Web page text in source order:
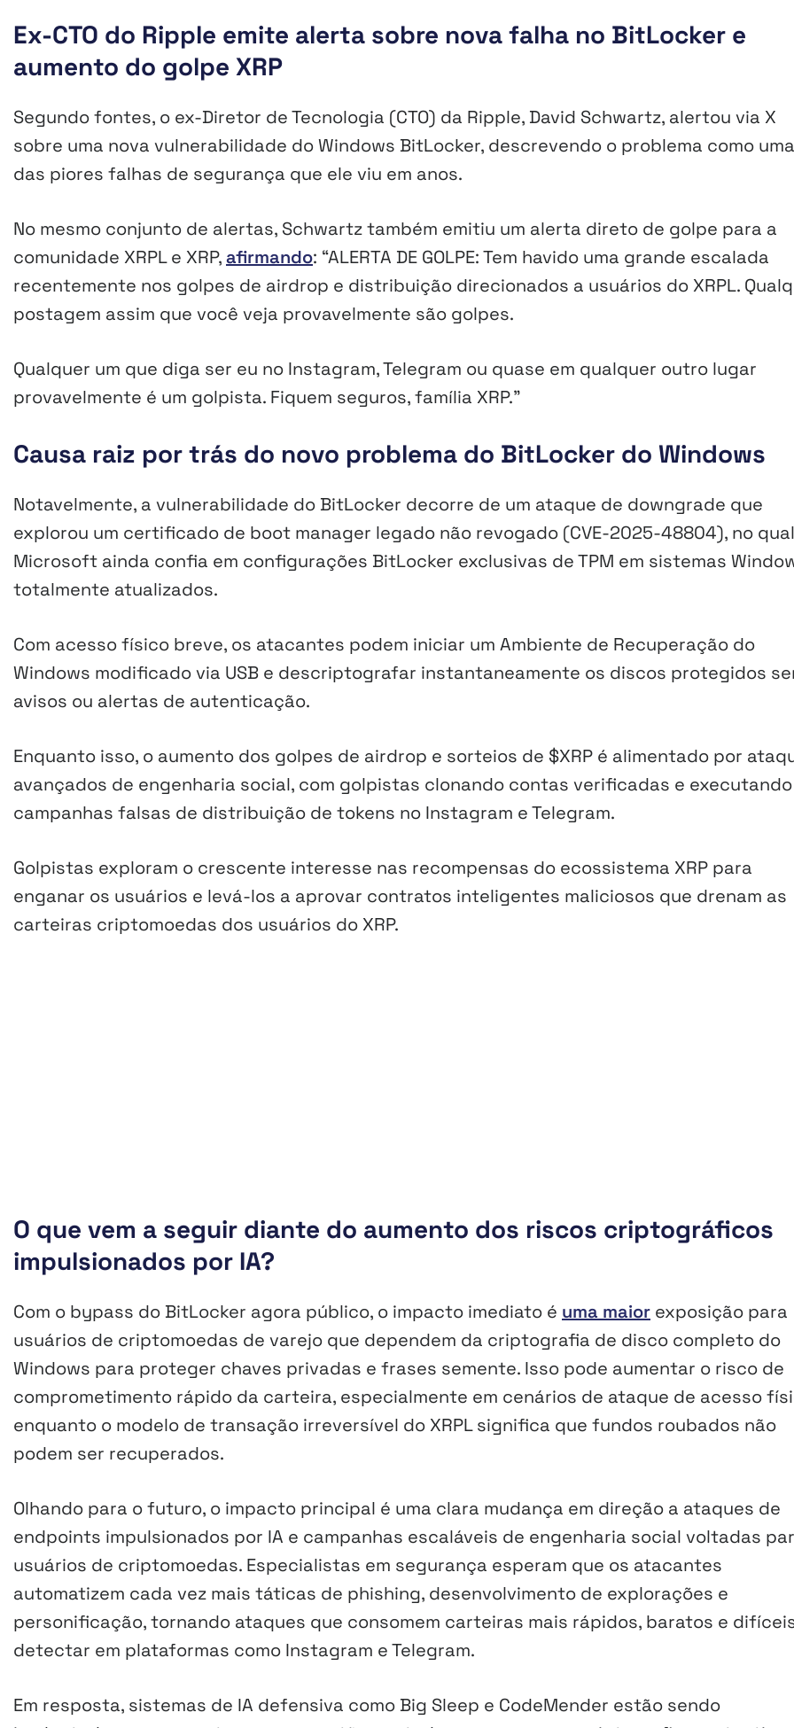
Ex-CTO do Ripple emite alerta sobre nova falha no BitLocker e
aumento do golpe XRP
Segundo fontes, o ex-Diretor de Tecnologia (CTO) da Ripple, David Schwartz, alertou via X
sobre uma nova vulnerabilidade do Windows BitLocker, descrevendo o problema como uma
das piores falhas de segurança que ele viu em anos.
No mesmo conjunto de alertas, Schwartz também emitiu um alerta direto de golpe para a
comunidade XRPL e XRP,afirmando: “ALERTA DE GOLPE: Tem havido uma grande escalada
recentemente nos golpes de airdrop e distribuição direcionados a usuários do XRPL.
postagem assim que você veja provavelmente são golpes.
Qualquer um que diga ser eu no Instagram, Telegram ou quase em qualquer outro lugar
provavelmente é um golpista. Fiquem seguros, família XRP.”
Causa raiz por trás do novo problema do BitLocker do Windows
Notavelmente, a vulnerabilidade do BitLocker decorre de um ataque de downgrade que
explorou um certificado de boot manager legado não revogado (CVE-2025-48804), no
Microsoft ainda confia em configurações BitLocker exclusivas de TPM em sistemas
totalmente atualizados.
Com acesso físico breve, os atacantes podem iniciar um Ambiente de Recuperação do
Windows modificado via USB e descriptografar instantaneamente os discos protegidos
avisos ou alertas de autenticação.
Enquanto isso, o aumento dos golpes de airdrop e sorteios de $XRP é alimentado por
avançados de engenharia social, com golpistas clonando contas verificadas e executando
campanhas falsas de distribuição de tokens no Instagram e Telegram.
Golpistas exploram o crescente interesse nas recompensas do ecossistema XRP para
enganar os usuários e levá-los a aprovar contratos inteligentes maliciosos que drenam as
carteiras criptomoedas dos usuários do XRP.
O que vem a seguir diante do aumento dos riscos criptográficos
impulsionados por IA?
Com o bypass do BitLocker agora público, o impacto imediato é uma maior exposição para
usuários de criptomoedas de varejo que dependem da criptografia de disco completo do
Windows para proteger chaves privadas e frases semente. Isso pode aumentar o risco de
comprometimento rápido da carteira, especialmente em cenários de ataque de acesso
enquanto o modelo de transação irreversível do XRPL significa que fundos roubados não
podem ser recuperados.
Olhando para o futuro, o impacto principal é uma clara mudança em direção a ataques de
endpoints impulsionados por IA e campanhas escaláveis de engenharia social voltadas
usuários de criptomoedas. Especialistas em segurança esperam que os atacantes
automatizem cada vez mais táticas de phishing, desenvolvimento de explorações e
personificação, tornando ataques que consomem carteiras mais rápidos, baratos e
detectar em plataformas como Instagram e Telegram.
Em resposta, sistemas de IA defensiva como Big Sleep e CodeMender estão sendo